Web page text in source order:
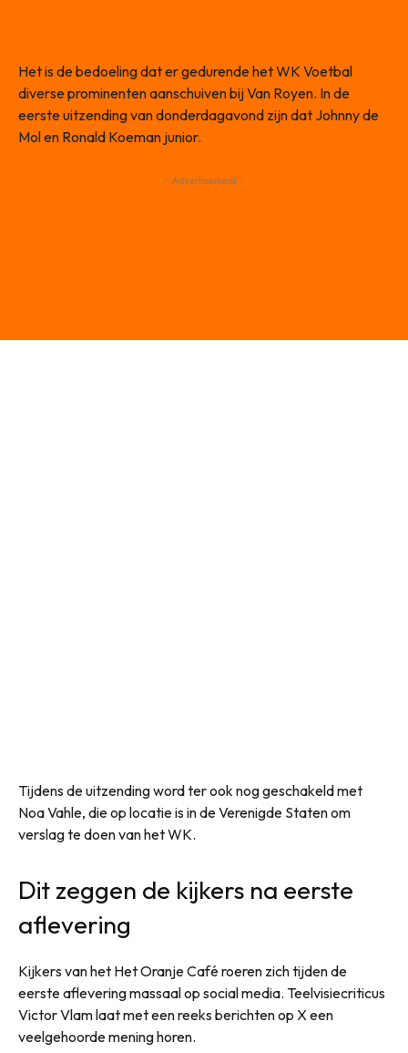
Het is de bedoeling dat er gedurende het WK Voetbal
diverse prominenten aanschuiven bij Van Royen. In de
eerste uitzending van donderdagavond zijn dat Johnny de
Mol en Ronald Koeman junior.
- Advertisement -
Tijdens de uitzending word ter ook nog geschakeld met
Noa Vahle, die op locatie is in de Verenigde Staten om
verslag te doen van het WK.
Dit zeggen de kijkers na eerste
aflevering
Kijkers van het Het Oranje Café roeren zich tijden de
eerste aflevering massaal op social media. Teelvisiecriticus
Victor Vlam laat met een reeks berichten op X een
veelgehoorde mening horen.